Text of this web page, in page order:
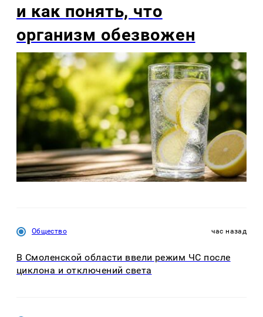
и как понять, что
организм обезвожен
Общество час назад
В Смоленской области ввели режим ЧС после
циклона и отключений света